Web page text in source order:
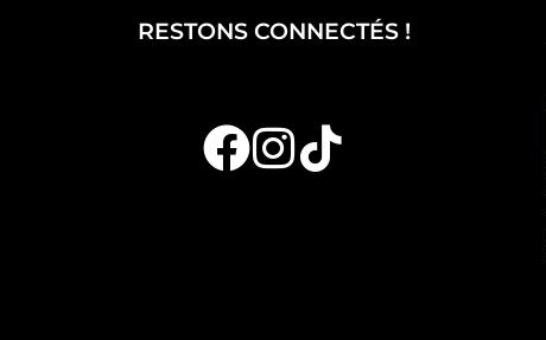
RESTONS CONNECTÉS !